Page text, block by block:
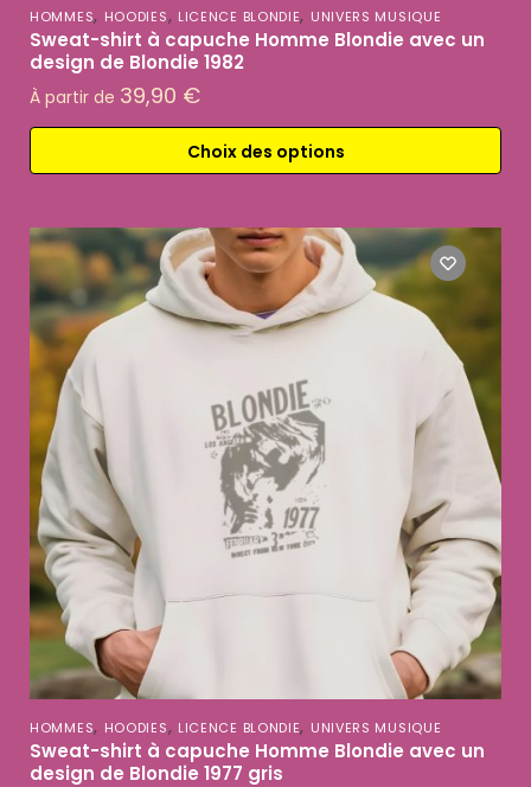
HOMMES, HOODIES, LICENCE BLONDIE, UNIVERS MUSIQUE
Sweat-shirt à capuche Homme Blondie avec un
design de Blondie 1982
À partir de 39,90 €
Choix des options
HOMMES, HOODIES, LICENCE BLONDIE, UNIVERS MUSIQUE
Sweat-shirt à capuche Homme Blondie avec un
design de Blondie 1977 gris